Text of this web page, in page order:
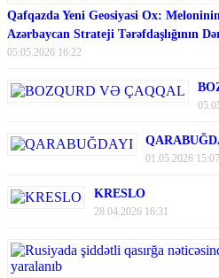
Qafqazda Yeni Geosiyasi Ox:
Azərbaycan Strateji Tərəfdaşlığının
05.05.2026 16:22
01.05.2026 15:07
KRESLO
28.04.2026 16:31